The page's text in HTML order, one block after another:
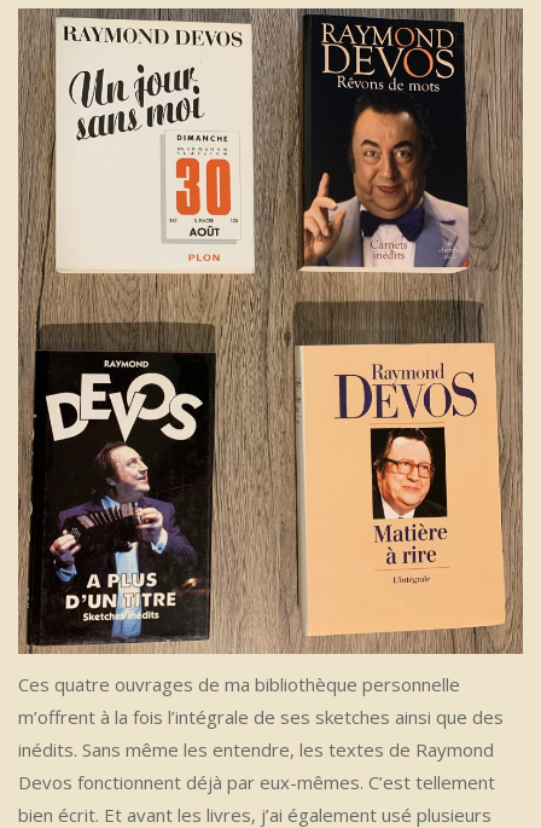
Ces quatre ouvrages de ma bibliothèque personnelle
m’offrent à la fois l’intégrale de ses sketches ainsi que des
inédits. Sans même les entendre, les textes de Raymond
Devos fonctionnent déjà par eux-mêmes. C’est tellement
bien écrit. Et avant les livres, j’ai également usé plusieurs